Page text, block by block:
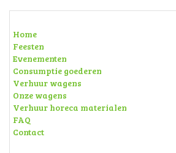
Home
Feesten
Evenementen
Consumptie goederen
Verhuur wagens
Onze wagens
Verhuur horeca materialen
FAQ
Contact